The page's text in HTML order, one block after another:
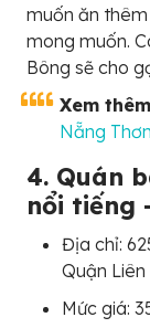
muốn ăn
mong muốn.
Bông sẽ cho
Xem thêm
Nẵng
4. Quán
nổi tiếng
Địa chỉ:
Quận
Mức giá: